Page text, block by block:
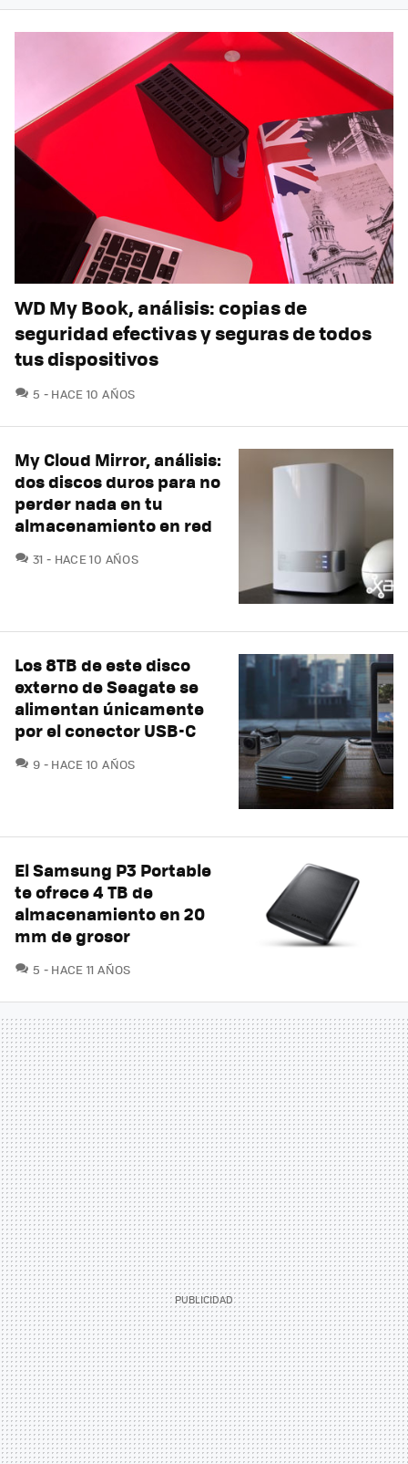
WD My Book, análisis: copias de
seguridad efectivas y seguras de todos
tus dispositivos
5 COMENTARIOS
HACE 10 AÑOS
My Cloud Mirror, análisis:
dos discos duros para no
perder nada en tu
almacenamiento en red
31 COMENTARIOS
HACE 10 AÑOS
Los 8TB de este disco
externo de Seagate se
alimentan únicamente
por el conector USB-C
9 COMENTARIOS
HACE 10 AÑOS
El Samsung P3 Portable
te ofrece 4 TB de
almacenamiento en 20
mm de grosor
5 COMENTARIOS
HACE 11 AÑOS